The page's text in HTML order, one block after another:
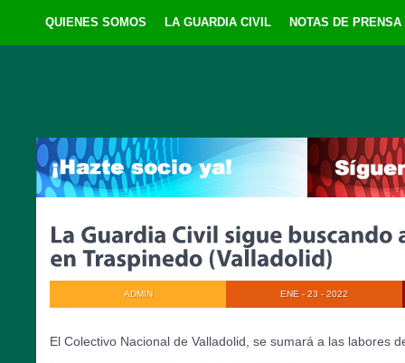
QUIENES SOMOS LA GUARDIA CIVIL NOTAS DE PRENSA
ENE - 23 - 2022
ADMIN
El Colectivo Nacional de Valladolid, se sumará a las labores